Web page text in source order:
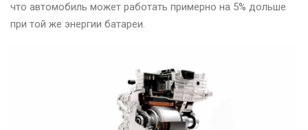
что автомобиль может работать примерно на 5% дольше
при той же энергии батареи.